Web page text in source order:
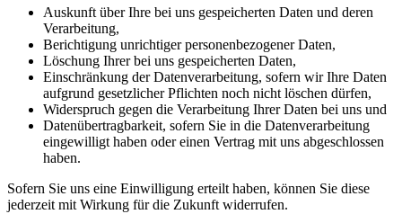
Auskunft über Ihre bei uns gespeicherten Daten und deren
Verarbeitung,
Berichtigung unrichtiger personenbezogener Daten,
Löschung Ihrer bei uns gespeicherten Daten,
Einschränkung der Datenverarbeitung, sofern wir Ihre Daten
aufgrund gesetzlicher Pflichten noch nicht löschen dürfen,
Widerspruch gegen die Verarbeitung Ihrer Daten bei uns und
Datenübertragbarkeit, sofern Sie in die Datenverarbeitung
eingewilligt haben oder einen Vertrag mit uns abgeschlossen
haben.
Sofern Sie uns eine Einwilligung erteilt haben, können Sie diese
jederzeit mit Wirkung für die Zukunft widerrufen.